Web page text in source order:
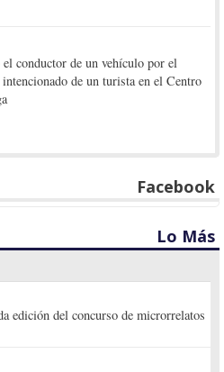
el conductor de un vehículo por el
de un turista en el Centro
Facebook
Lo Más
edición del concurso de microrrelatos